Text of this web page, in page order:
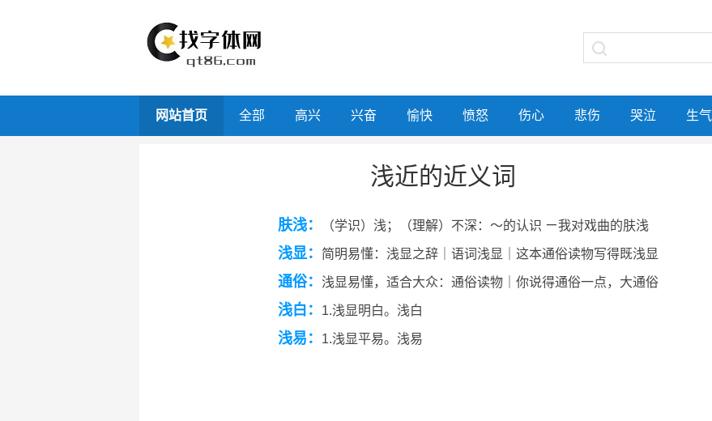
网站首页 全部 高兴 兴奋 愉快 愤怒 伤心 悲伤 哭泣 生气
浅近的近义词
肤浅： （学识）浅；（理解）不深：～的认识 ㄧ我对戏曲的肤浅
浅显： 简明易懂：浅显之辞｜语词浅显｜这本通俗读物写得既浅显
通俗： 浅显易懂，适合大众：通俗读物｜你说得通俗一点，大通俗
浅白： 1.浅显明白。浅白
浅易： 1.浅显平易。浅易